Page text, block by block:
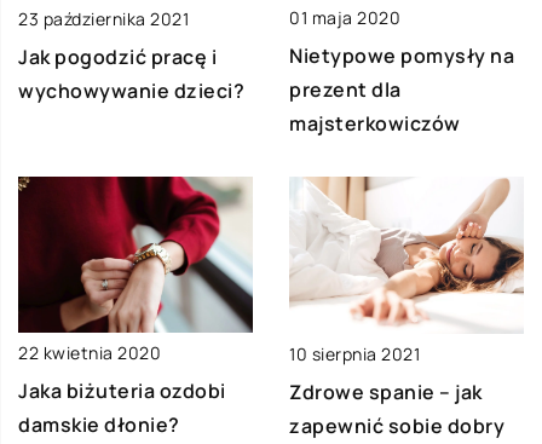
23 października 2021
Jak pogodzić pracę i
wychowywanie dzieci?
01 maja 2020
Nietypowe pomysły na
prezent dla
majsterkowiczów
22 kwietnia 2020
Jaka biżuteria ozdobi
damskie dłonie?
10 sierpnia 2021
Zdrowe spanie – jak
zapewnić sobie dobry